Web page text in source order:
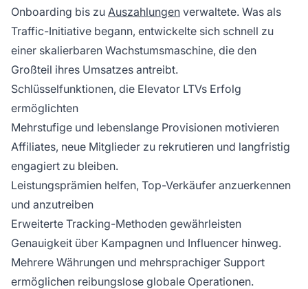
Onboarding bis zu Auszahlungen verwaltete. Was als
Traffic-Initiative begann, entwickelte sich schnell zu
einer skalierbaren Wachstumsmaschine, die den
Großteil ihres Umsatzes antreibt.
Schlüsselfunktionen, die Elevator LTVs Erfolg
ermöglichten
Mehrstufige und lebenslange Provisionen motivieren
Affiliates, neue Mitglieder zu rekrutieren und langfristig
engagiert zu bleiben.
Leistungsprämien helfen, Top-Verkäufer anzuerkennen
und anzutreiben
Erweiterte Tracking-Methoden gewährleisten
Genauigkeit über Kampagnen und Influencer hinweg.
Mehrere Währungen und mehrsprachiger Support
ermöglichen reibungslose globale Operationen.